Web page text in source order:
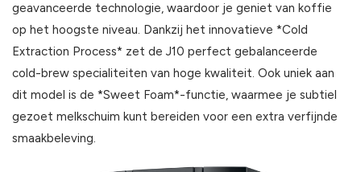
geavanceerde technologie, waardoor je geniet van koffie
op het hoogste niveau. Dankzij het innovatieve *Cold
Extraction Process* zet de J10 perfect gebalanceerde
cold-brew specialiteiten van hoge kwaliteit. Ook uniek aan
dit model is de *Sweet Foam*-functie, waarmee je subtiel
gezoet melkschuim kunt bereiden voor een extra verfijnde
smaakbeleving.